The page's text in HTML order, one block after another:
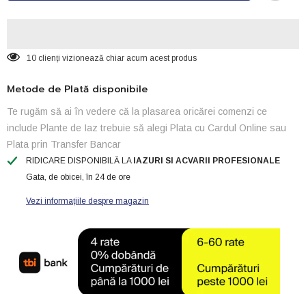
10 clienți vizionează chiar acum acest produs
Metode de Plată disponibile
Te rugăm să ai în vedere că la plasarea oricărei comenzi ce
include Plante de Iaz trebuie să alegi Plata cu Cardul Online sau
Plata prin Transfer Bancar
RIDICARE DISPONIBILĂ LA IAZURI SI ACVARII PROFESIONALE
Gata, de obicei, în 24 de ore
Vezi informațiile despre magazin